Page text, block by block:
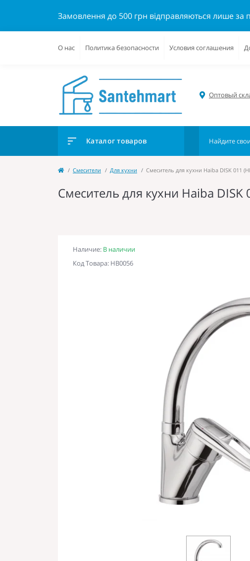
Замовлення до 500 грн відправляються лише за
О нас Политика безопасности Условия соглашения
Оптовый
Каталог товаров
Cмесители Для кухни Смеситель для кухни Haiba DISK 011
Смеситель для кухни Haiba DISK
Наличие: В наличии
Код Товара: HB0056